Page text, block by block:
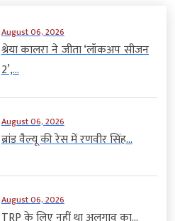
August 06, 2026
श्रेया कालरा ने जीता ‘लॉकअप सीजन
2’,...
August 06, 2026
ब्रांड वैल्यू की रेस में रणवीर सिंह...
August 06, 2026